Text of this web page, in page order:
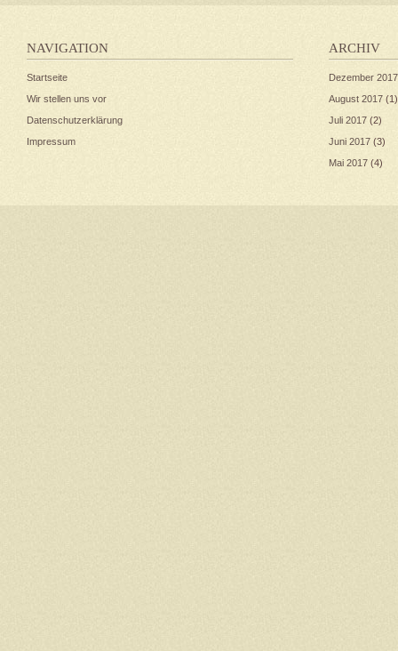
NAVIGATION
Startseite
Wir stellen uns vor
Datenschutzerklärung
Impressum
ARCHIV
Dezember 2017
August 2017 (1)
Juli 2017 (2)
Juni 2017 (3)
Mai 2017 (4)